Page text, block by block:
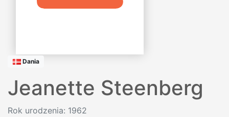
Dania
Jeanette Steenberg
Rok urodzenia: 1962